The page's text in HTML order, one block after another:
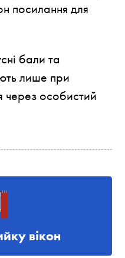
посилання для
бали та
лише при
через особистий
вікон